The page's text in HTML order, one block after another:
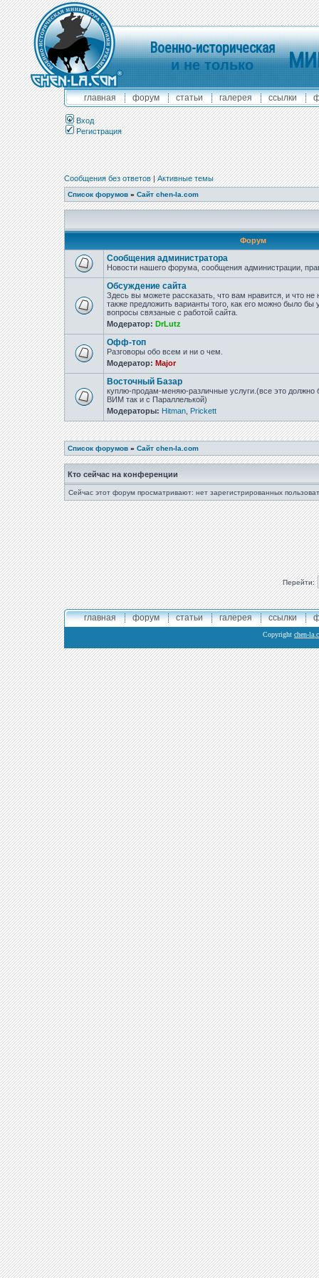
Военно-историческая
и не только
главная форум статьи галерея ссылки
Вход
Регистрация
Сообщения без ответов|Активные темы
Список форумов » Сайт chen-la.com
Форум
Сообщения администратора
Новости нашего форума, сообщения администрации,
Обсуждение сайта
Здесь вы можете рассказать, что вам нравится, и что не
также предложить варианты того, как его можно было бы
вопросы связаные с работой сайта.
Модератор: DrLutz
Офф-топ
Разговоры обо всем и ни о чем.
Модератор: Major
Восточный Базар
куплю-продам-меняю-различные услуги.(все это должно
ВИМ так и с Параллелькой)
Модераторы: Hitman Prickett
Список форумов » Сайт chen-la.com
Кто сейчас на конференции
Сейчас этот форум просматривают: нет зарегистрированных
Перейти:
главная форум статьи галерея ссылки
Copyright chen-